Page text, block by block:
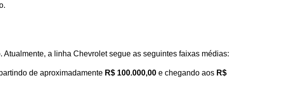
a linha Chevrolet segue as seguintes faixas médias:
de aproximadamente R$ 100.000,00 e chegando aos R$